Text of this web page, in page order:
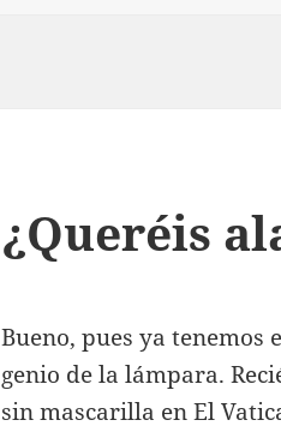
¿Queréis
Bueno, pues ya
genio de la lámpara.
sin mascarilla en El